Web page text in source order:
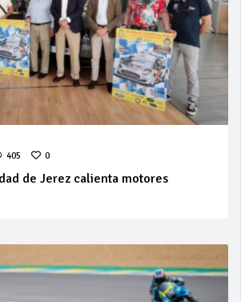
405 0
de Jerez calienta motores